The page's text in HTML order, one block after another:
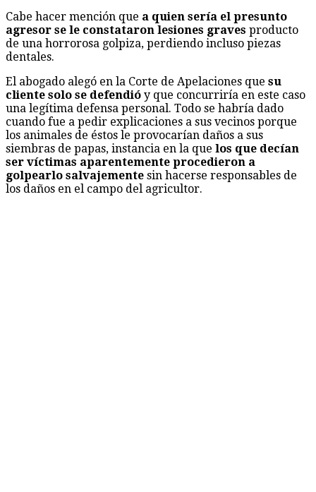
Cabe hacer mención que a quien sería el presunto
agresor se le constataron lesiones graves producto
de una horrorosa golpiza, perdiendo incluso piezas
dentales.
El abogado alegó en la Corte de Apelaciones que su
cliente solo se defendió y que concurriría en este caso
una legítima defensa personal. Todo se habría dado
cuando fue a pedir explicaciones a sus vecinos porque
los animales de éstos le provocarían daños a sus
siembras de papas, instancia en la que los que decían
ser víctimas aparentemente procedieron a
golpearlo salvajemente sin hacerse responsables de
los daños en el campo del agricultor.